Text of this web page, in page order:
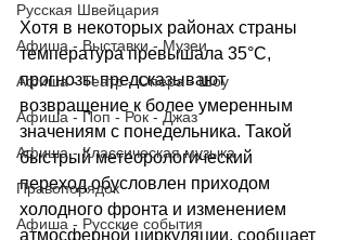
Русская Швейцария
Афиша - Выставки - Музеи
Афиша - Театр - Опера - Шоу
Афиша - Поп - Рок - Джаз
Афиша - Классическая музыка
Правопорядок
Афиша - Русские события
Хотя в некоторых районах страны
температура превышала 35°C,
прогнозы предсказывают
возвращение к более умеренным
значениям с понедельника. Такой
быстрый метеорологический
переход обусловлен приходом
холодного фронта и изменением
атмосферной циркуляции, сообщает